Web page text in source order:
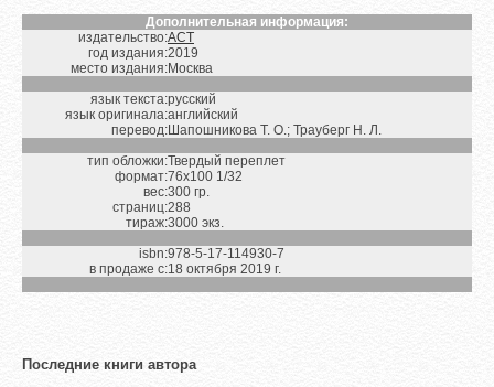
Дополнительная информация:
издательство:АСТ
год издания:2019
место издания:Москва
язык текста:русский
язык оригинала:английский
перевод:Шапошникова Т. О.; Трауберг Н. Л.
тип обложки:Твердый переплет
формат:76х100 1/32
вес:300 гр.
страниц:288
тираж:3000 экз.
isbn:978-5-17-114930-7
в продаже с:18 октября 2019 г.
Последние книги автора